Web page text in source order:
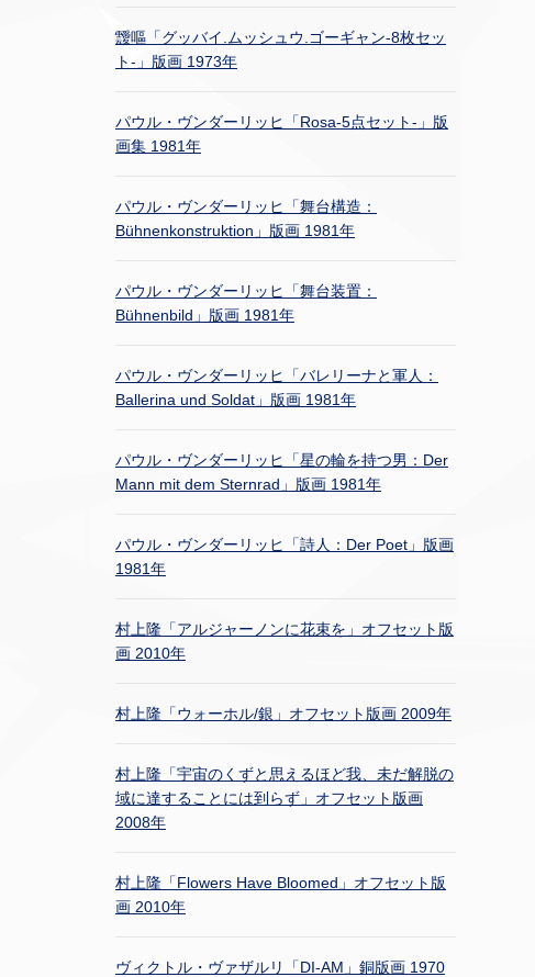
靉嘔「グッバイ.ムッシュウ.ゴーギャン-8枚セッ
ト-」版画 1973年
パウル・ヴンダーリッヒ「Rosa-5点セット-」版
画集 1981年
パウル・ヴンダーリッヒ「舞台構造：
Bühnenkonstruktion」版画 1981年
パウル・ヴンダーリッヒ「舞台装置：
Bühnenbild」版画 1981年
パウル・ヴンダーリッヒ「バレリーナと軍人：
Ballerina und Soldat」版画 1981年
パウル・ヴンダーリッヒ「星の輪を持つ男：Der
Mann mit dem Sternrad」版画 1981年
パウル・ヴンダーリッヒ「詩人：Der Poet」版画
1981年
村上隆「アルジャーノンに花束を」オフセット版
画 2010年
村上隆「ウォーホル/銀」オフセット版画 2009年
村上隆「宇宙のくずと思えるほど我、未だ解脱の
域に達することには到らず」オフセット版画
2008年
村上隆「Flowers Have Bloomed」オフセット版
画 2010年
ヴィクトル・ヴァザルリ「DI-AM」銅版画 1970